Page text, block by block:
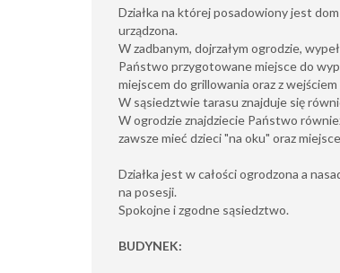
Działka na której posadowiony jest
urządzona.
W zadbanym, dojrzałym ogrodzie,
Państwo przygotowane miejsce do
miejscem do grillowania oraz z
W sąsiedztwie tarasu znajduje się
W ogrodzie znajdziecie Państwo
zawsze mieć dzieci "na oku" oraz
Działka jest w całości ogrodzona a
na posesji.
Spokojne i zgodne sąsiedztwo.
BUDYNEK: